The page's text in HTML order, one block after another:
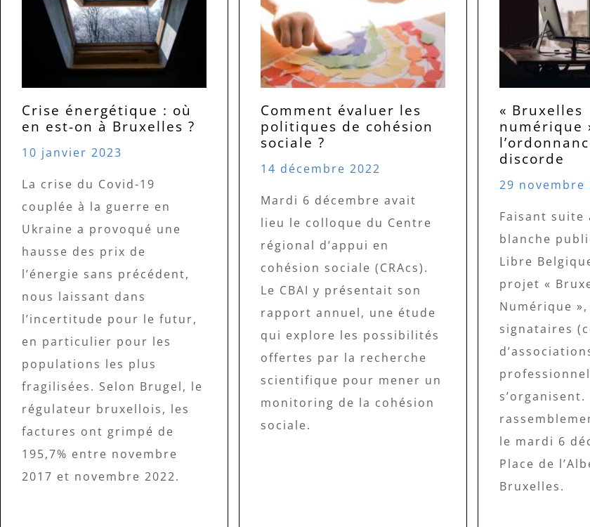
Crise énergétique : où
en est-on à Bruxelles ?
10 janvier 2023
La crise du Covid-19
couplée à la guerre en
Ukraine a provoqué une
hausse des prix de
l’énergie sans précédent,
nous laissant dans
l’incertitude pour le futur,
en particulier pour les
populations les plus
fragilisées. Selon Brugel, le
régulateur bruxellois, les
factures ont grimpé de
195,7% entre novembre
2017 et novembre 2022.
Comment évaluer les
politiques de cohésion
sociale ?
14 décembre 2022
Mardi 6 décembre avait
lieu le colloque du Centre
régional d’appui en
cohésion sociale (CRAcs).
Le CBAI y présentait son
rapport annuel, une étude
qui explore les possibilités
offertes par la recherche
scientifique pour mener un
monitoring de la cohésion
sociale.
« Bruxelles
numérique
discorde
29 novembre
Faisant suite
blanche
Libre
projet «
Numérique »,
signataires
s’organisent.
le mardi 6
Place de
Bruxelles.